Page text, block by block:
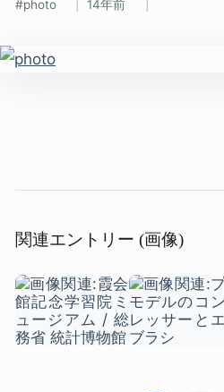
photo 14年前
関連エントリー (画像)